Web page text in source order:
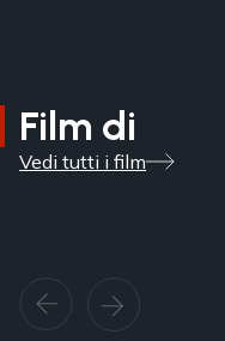
Film di
Vedi tutti i film